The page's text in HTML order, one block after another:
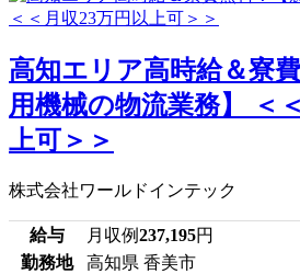
高知エリア高時給＆寮
用機械の物流業務】 ＜
上可＞＞
株式会社ワールドインテック
給与 月収例237,195円
勤務地
高知県 香美市